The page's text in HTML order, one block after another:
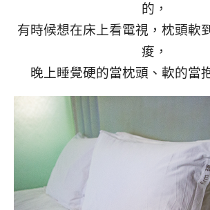
的，
有時候想在床上看電視，枕頭軟
痠，
晚上睡覺硬的當枕頭、軟的當